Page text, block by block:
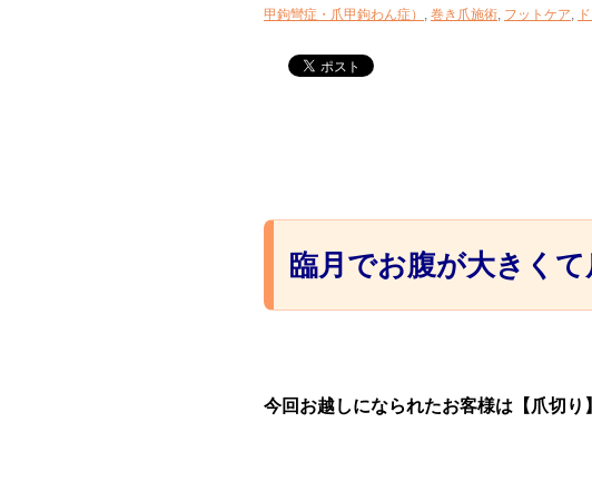
甲鉤彎症・爪甲鉤わん症） , 巻き爪施術, フットケア,
臨月でお腹が大きく
今回お越しになられたお客様は【爪切り